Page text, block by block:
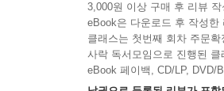
좀처럼 추천사를 쓰지 않
문단의 대표 작가 김연
서울국제작가축제에서
3,000원 이상 구매 후 리뷰 작
eBook은 다운로드 후 작성
클래스는 첫번째 회차 주문
사락 독서모임으로 진행된
eBook 페이백, CD/LP, DVD/